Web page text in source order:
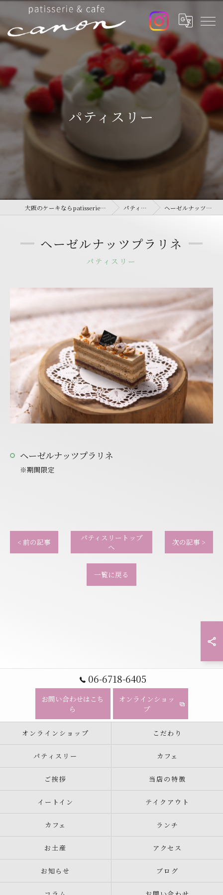
パティスリー
大阪のケーキならpatisserie&cafe canon パティスリー ヘーゼルナッツプラリネ
パティスリー
ヘーゼルナッツプラリネ
ヘーゼルナッツプラリネ
※期間限定
< 前の記事
パティスリートップ
へ
次の記事 >
一覧に戻る
06-6718-6405
お問い合わせはこち
ら
オンラインショッ
プ
オンラインショップ こだわり
パティスリー カフェ
ご挨拶 当店の特徴
イートイン テイクアウト
カフェ ランチ
お土産 アクセス
お知らせ ブログ